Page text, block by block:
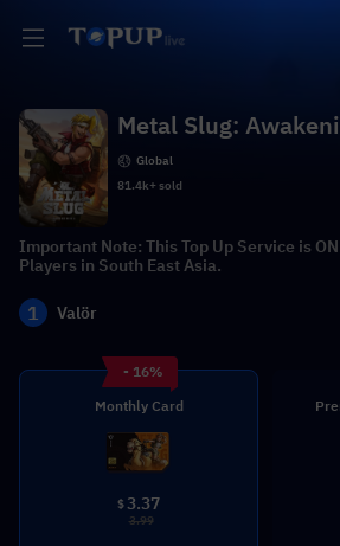
Metal Slug:
Global
81.4k+ sold
Important Note: This Top Up Service is
Players in South East Asia.
1 Valör
- 16%
Monthly Card
$3.37
3.99